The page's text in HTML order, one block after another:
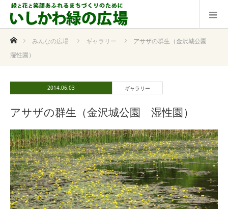
ホームみんなの広場 ギャラリー
アサザの群生（金沢城公園
湿性園）
2014.06.03 ギャラリー
アサザの群生（金沢城公園 湿性園）